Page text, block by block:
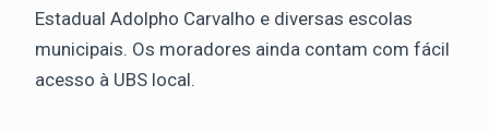
Estadual Adolpho Carvalho e diversas escolas
municipais. Os moradores ainda contam com fácil
acesso à UBS local.